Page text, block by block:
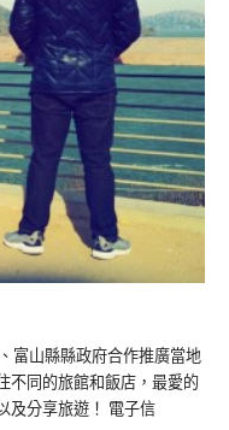
富山縣縣政府合作推廣當地
不同的旅館和飯店，最愛的
及分享旅遊！ 電子信